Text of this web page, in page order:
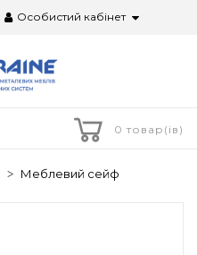
Особистий кабінет
0 товар(ів)
Меблевий сейф